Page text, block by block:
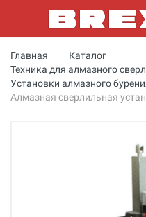
Главная
Каталог
Техника для алмазного
Установки алмазного
Алмазная сверлильная